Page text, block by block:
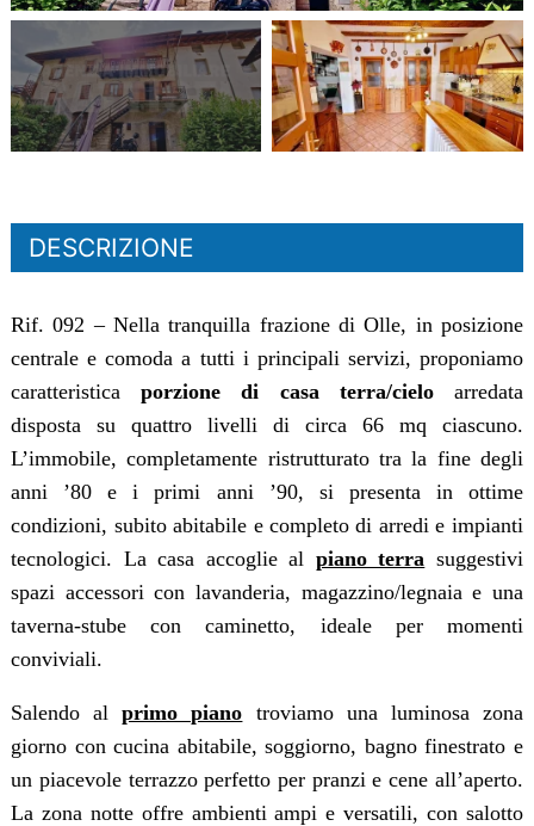
DESCRIZIONE
Rif. 092 – Nella tranquilla frazione di Olle, in posizione
centrale e comoda a tutti i principali servizi, proponiamo
caratteristicaporzione di casa terra/cieloarredata
disposta su quattro livelli di circa 66 mq ciascuno.
L’immobile, completamente ristrutturato tra la fine degli
anni ’80 e i primi anni ’90, si presenta in ottime
condizioni, subito abitabile e completo di arredi e impianti
tecnologici. La casa accoglie al piano terra suggestivi
spazi accessori con lavanderia, magazzino/legnaia e una
taverna-stube con caminetto, ideale per momenti
conviviali.
Salendo alprimo piano troviamo una luminosa zona
giorno con cucina abitabile, soggiorno, bagno finestrato e
un piacevole terrazzo perfetto per pranzi e cene all’aperto.
La zona notte offre ambienti ampi e versatili, con salotto